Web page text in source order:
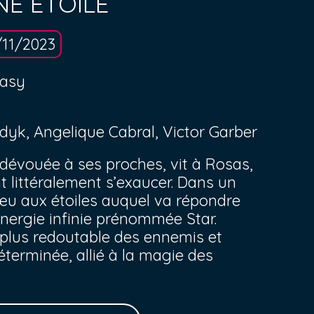
2023
Angelique Cabral, Victor Garber
à ses proches, vit à Rosas,
s’exaucer. Dans un
aux étoiles auquel va répondre
infinie prénommée Star.
redoutable des ennemis et
allié à la magie des